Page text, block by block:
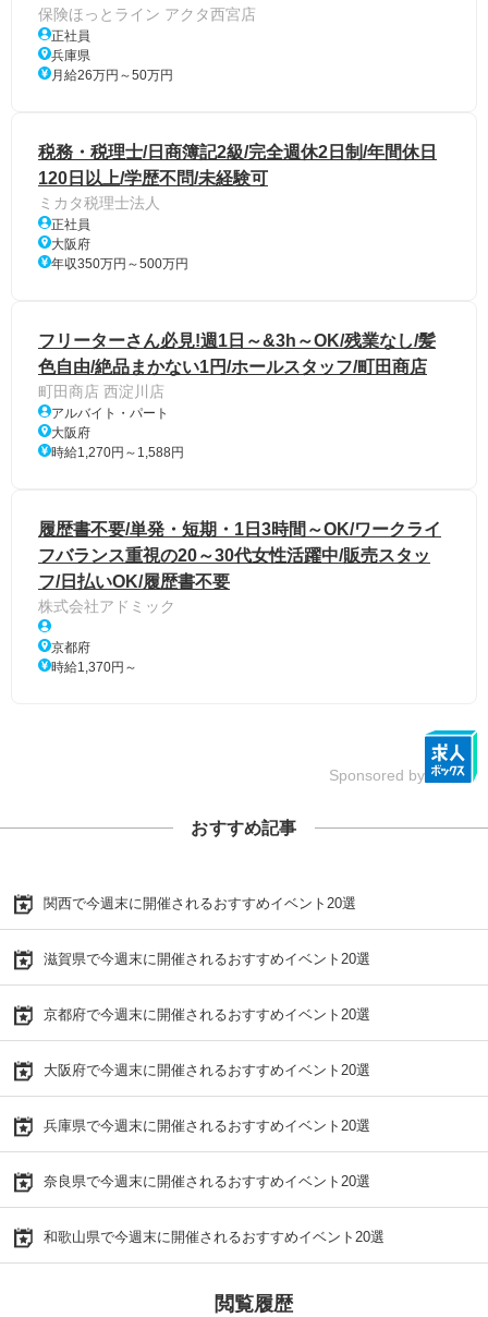
保険ほっとライン アクタ西宮店
正社員
兵庫県
月給26万円～50万円
税務・税理士/日商簿記2級/完全週休2日制/年間休日
120日以上/学歴不問/未経験可
ミカタ税理士法人
正社員
大阪府
年収350万円～500万円
フリーターさん必見!週1日～&3h～OK/残業なし/髪
色自由/絶品まかない1円/ホールスタッフ/町田商店
町田商店 西淀川店
アルバイト・パート
大阪府
時給1,270円～1,588円
履歴書不要/単発・短期・1日3時間～OK/ワークライ
フバランス重視の20～30代女性活躍中/販売スタッ
フ/日払いOK/履歴書不要
株式会社アドミック
京都府
時給1,370円～
Sponsored by
おすすめ記事
関西で今週末に開催されるおすすめイベント20選
滋賀県で今週末に開催されるおすすめイベント20選
京都府で今週末に開催されるおすすめイベント20選
大阪府で今週末に開催されるおすすめイベント20選
兵庫県で今週末に開催されるおすすめイベント20選
奈良県で今週末に開催されるおすすめイベント20選
和歌山県で今週末に開催されるおすすめイベント20選
閲覧履歴